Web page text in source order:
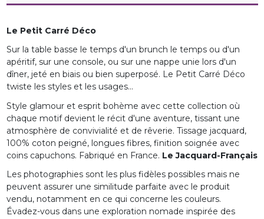
Le Petit Carré Déco
Sur la table basse le temps d'un brunch le temps ou d'un
apéritif, sur une console, ou sur une nappe unie lors d'un
dîner, jeté en biais ou bien superposé. Le Petit Carré Déco
twiste les styles et les usages...
Style glamour et esprit bohème avec cette collection où
chaque motif devient le récit d'une aventure, tissant une
atmosphère de convivialité et de rêverie. Tissage jacquard,
100% coton peigné, longues fibres, finition soignée avec
coins capuchons. Fabriqué en France. Le Jacquard-Français
Les photographies sont les plus fidèles possibles mais ne
peuvent assurer une similitude parfaite avec le produit
vendu, notamment en ce qui concerne les couleurs.
Évadez-vous dans une exploration nomade inspirée des